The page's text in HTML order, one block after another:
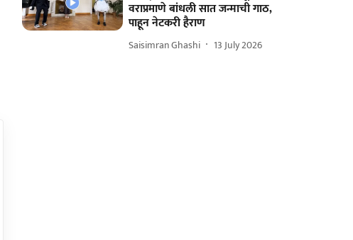
वराप्रमाणे बांधली सात जन्माची गाठ,
पाहून नेटकरी हैराण
Saisimran Ghashi 13 July 2026